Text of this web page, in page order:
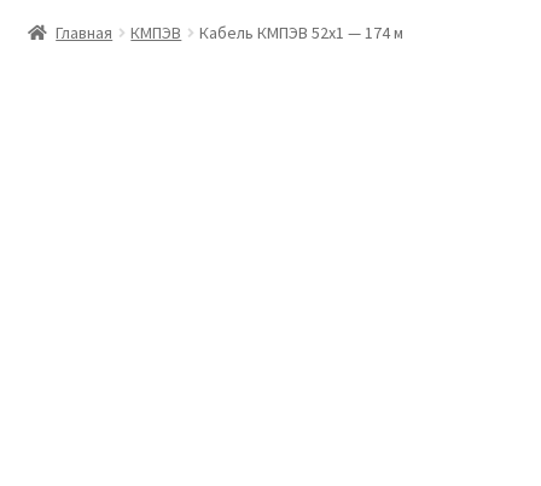
Главная КМПЭВ Кабель КМПЭВ 52х1 — 174 м